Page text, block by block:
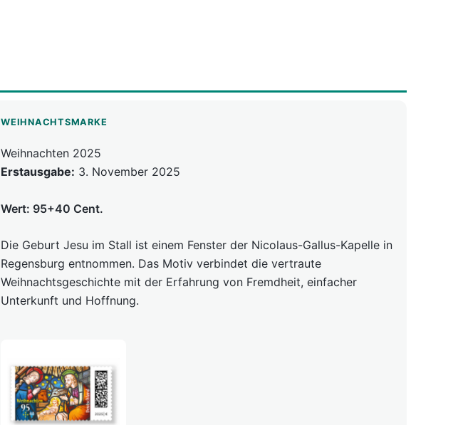
WEIHNACHTSMARKE
Weihnachten 2025
Erstausgabe: 3. November 2025
Wert: 95+40 Cent.
Die Geburt Jesu im Stall ist einem Fenster der Nicolaus-Gallus-Kapelle in
Regensburg entnommen. Das Motiv verbindet die vertraute
Weihnachtsgeschichte mit der Erfahrung von Fremdheit, einfacher
Unterkunft und Hoffnung.